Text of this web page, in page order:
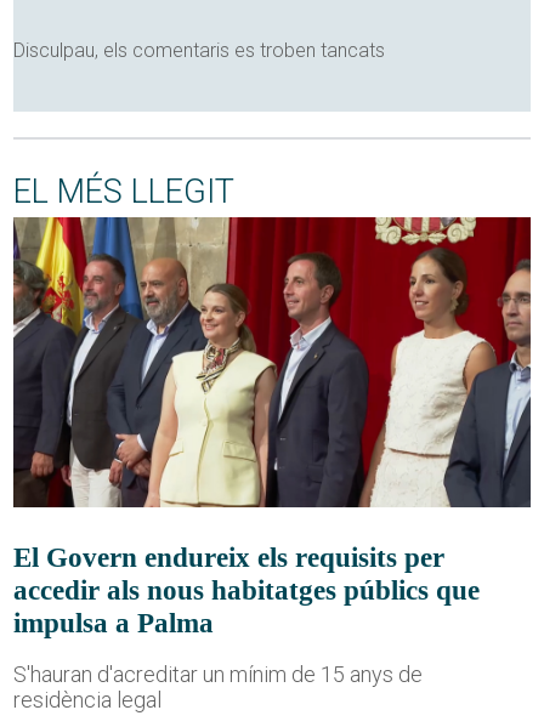
Disculpau, els comentaris es troben tancats
EL MÉS LLEGIT
El Govern endureix els requisits per
accedir als nous habitatges públics que
impulsa a Palma
S'hauran d'acreditar un mínim de 15 anys de
residència legal